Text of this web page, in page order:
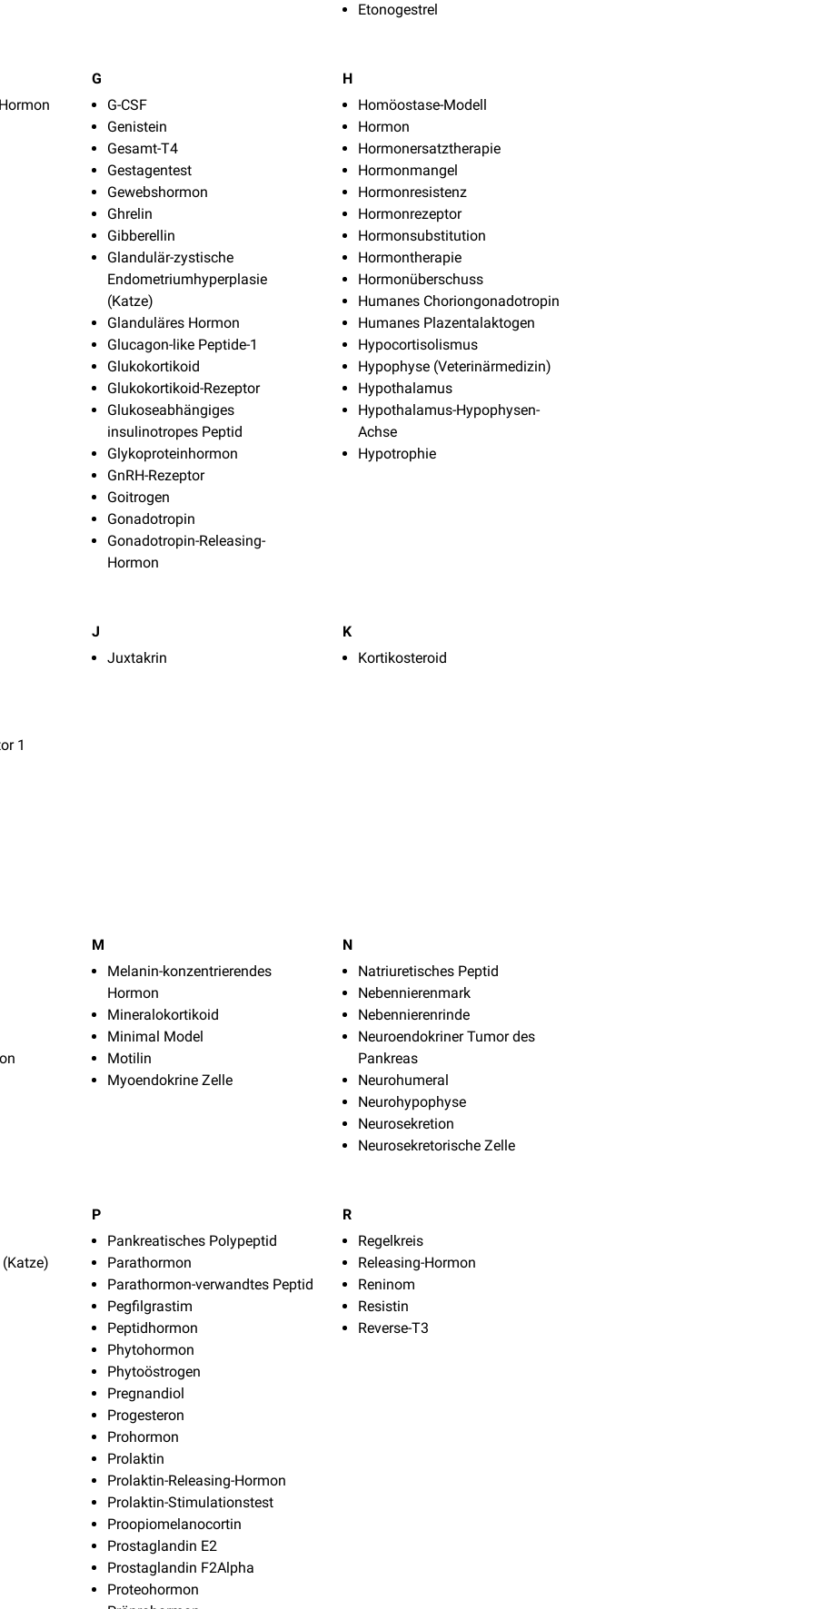
Etonogestrel
G
G-CSF
Genistein
Gesamt-T4
Gestagentest
Gewebshormon
Ghrelin
Gibberellin
Glandulär-zystische
Endometriumhyperplasie
(Katze)
Glanduläres Hormon
Glucagon-like Peptide-1
Glukokortikoid
Glukokortikoid-Rezeptor
Glukoseabhängiges
insulinotropes Peptid
Glykoproteinhormon
GnRH-Rezeptor
Goitrogen
Gonadotropin
Gonadotropin-Releasing-
Hormon
H
Homöostase-Modell
Hormon
Hormonersatztherapie
Hormonmangel
Hormonresistenz
Hormonrezeptor
Hormonsubstitution
Hormontherapie
Hormonüberschuss
Humanes Choriongonadotropin
Humanes Plazentalaktogen
Hypocortisolismus
Hypophyse (Veterinärmedizin)
Hypothalamus
Hypothalamus-Hypophysen-
Achse
Hypotrophie
1
J
Juxtakrin
K
Kortikosteroid
M
Melanin-konzentrierendes
Hormon
Mineralokortikoid
Minimal Model
Motilin
Myoendokrine Zelle
N
Natriuretisches Peptid
Nebennierenmark
Nebennierenrinde
Neuroendokriner Tumor des
Pankreas
Neurohumeral
Neurohypophyse
Neurosekretion
Neurosekretorische Zelle
P
Pankreatisches Polypeptid
Parathormon
Parathormon-verwandtes Peptid
Pegfilgrastim
Peptidhormon
Phytohormon
Phytoöstrogen
Pregnandiol
Progesteron
Prohormon
Prolaktin
Prolaktin-Releasing-Hormon
Prolaktin-Stimulationstest
Proopiomelanocortin
Prostaglandin E2
Prostaglandin F2Alpha
Proteohormon
R
Regelkreis
Releasing-Hormon
Reninom
Resistin
Reverse-T3